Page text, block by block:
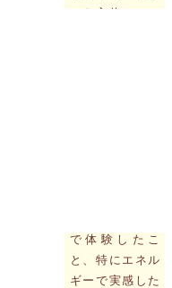
ント主体のヒー
で体験したこ
と、特にエネル
ギーで実感した